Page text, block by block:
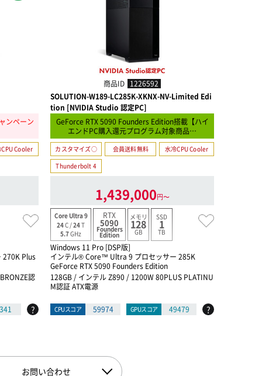
ンペーン
Cooler
Plus
認
?
商品ID 1226592
SOLUTION-W189-LC285K-XKNX-NV-Limited Edi
tion [NVIDIA Studio 認定PC]
GeForce RTX 5090 Founders Edition搭載【ハイ
エンドPC購入還元プログラム対象商品…
カスタマイズ○ 会員送料無料
水冷CPU Cooler
Thunderbolt 4
1,439,000円〜
Core Ultra 9
24C /24T
5.7GHz
RTX
5090
Founders
Edition
メモリ
128
GB
SSD
1
TB
Windows 11 Pro [DSP版]
インテル® Core™ Ultra 9 プロセッサー 285K
GeForce RTX 5090 Founders Edition
128GB / インテル Z890 / 1200W 80PLUS PLATINU
M認証 ATX電源
CPUスコア 59974 GPUスコア 49479 ?
お問い合わせ